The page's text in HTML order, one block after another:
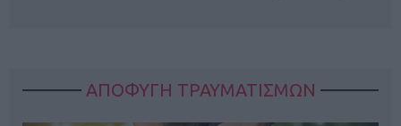
ΑΠΟΦΥΓΗ ΤΡΑΥΜΑΤΙΣΜΩΝ